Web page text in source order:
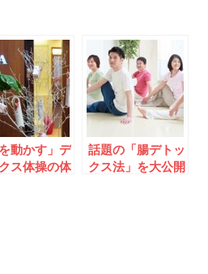
を動かす」デ
ス体操の体
話題の「腸デトッ
クス法」を大公開